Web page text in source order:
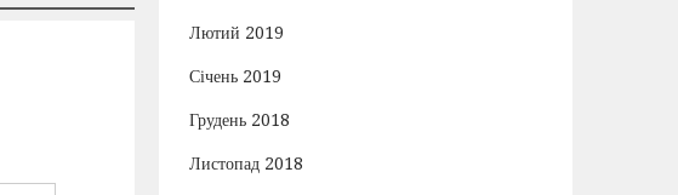
Лютий 2019
Січень 2019
Грудень 2018
Листопад 2018